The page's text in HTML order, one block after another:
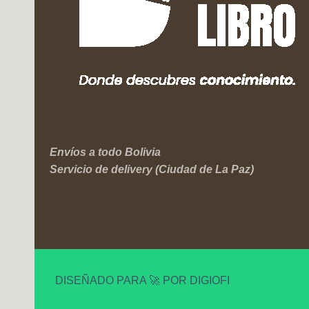
Envíos a todo Bolivia
Servicio de delivery (Ciudad de La Paz)
DISEÑADO PARA 🚀 POR DIGIOFI